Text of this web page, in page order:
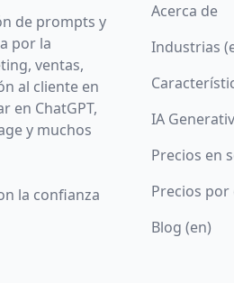
de prompts y
por la
ventas,
al cliente en
en ChatGPT,
y muchos
la confianza
Acerca de
Industrias
IA
Precios en
Precios por
Blog (en)